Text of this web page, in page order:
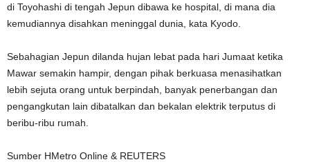
di Toyohashi di tengah Jepun dibawa ke hospital, di mana dia
kemudiannya disahkan meninggal dunia, kata Kyodo.
Sebahagian Jepun dilanda hujan lebat pada hari Jumaat ketika
Mawar semakin hampir, dengan pihak berkuasa menasihatkan
lebih sejuta orang untuk berpindah, banyak penerbangan dan
pengangkutan lain dibatalkan dan bekalan elektrik terputus di
beribu-ribu rumah.
Sumber HMetro Online & REUTERS